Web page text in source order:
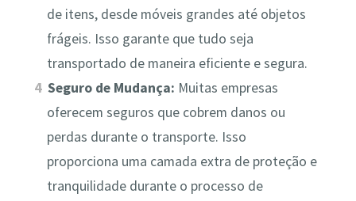
de itens, desde móveis grandes até objetos
frágeis. Isso garante que tudo seja
transportado de maneira eficiente e segura.
Seguro de Mudança: Muitas empresas
oferecem seguros que cobrem danos ou
perdas durante o transporte. Isso
proporciona uma camada extra de proteção e
tranquilidade durante o processo de